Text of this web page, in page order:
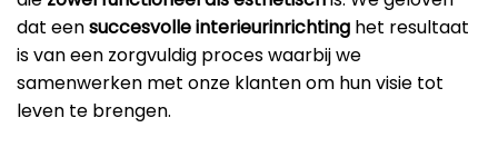
dat eensuccesvolle interieurinrichting het resultaat
is van een zorgvuldig proces waarbij we
samenwerken met onze klanten om hun visie tot
leven te brengen.